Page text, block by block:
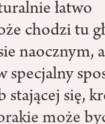
łatwo
chodzi tu
naocznym,
specjalny
stającej się,
może